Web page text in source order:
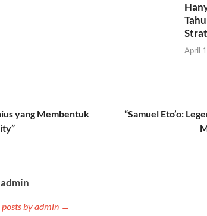
April
yang Membentuk
“Samuel Eto’o:
posts by admin →